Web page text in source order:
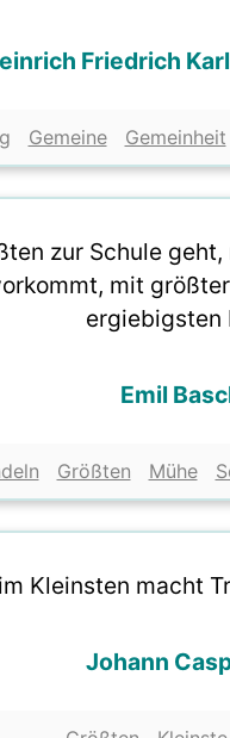
Friedrich
Gemeine Gemeinheit
zur Schule
mit
ergiebigsten
Emil
Größten Mühe
Kleinsten macht
Johann